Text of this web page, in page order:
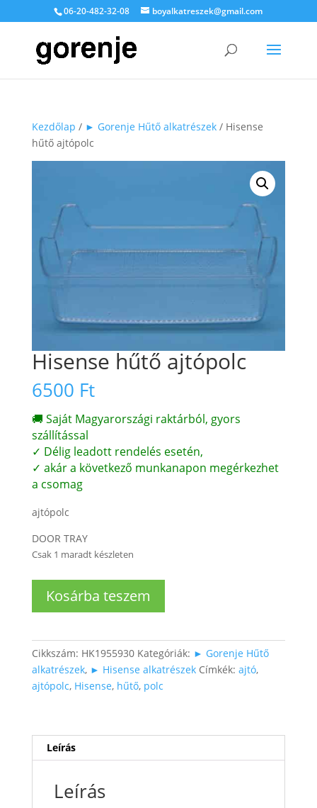
06-20-482-32-08 boyalkatreszek@gmail.com
Kezdőlap / ► Gorenje Hűtő alkatrészek/ Hisense
hűtő ajtópolc
Hisense hűtő ajtópolc
6500 Ft
🚚 Saját Magyarországi raktárból, gyors
szállítással
✓ Délig leadott rendelés esetén,
✓ akár a következő munkanapon megérkezhet
a csomag
ajtópolc
DOOR TRAY
Csak 1 maradt készleten
hűtőKosárba teszem
Cikkszám: HK1955930 Kategóriák: ► Gorenje Hűtő
alkatrészek, ► Hisense alkatrészek Címkék: ajtó,
ajtópolc, Hisense, hűtő, polc
Leírás
Leírás